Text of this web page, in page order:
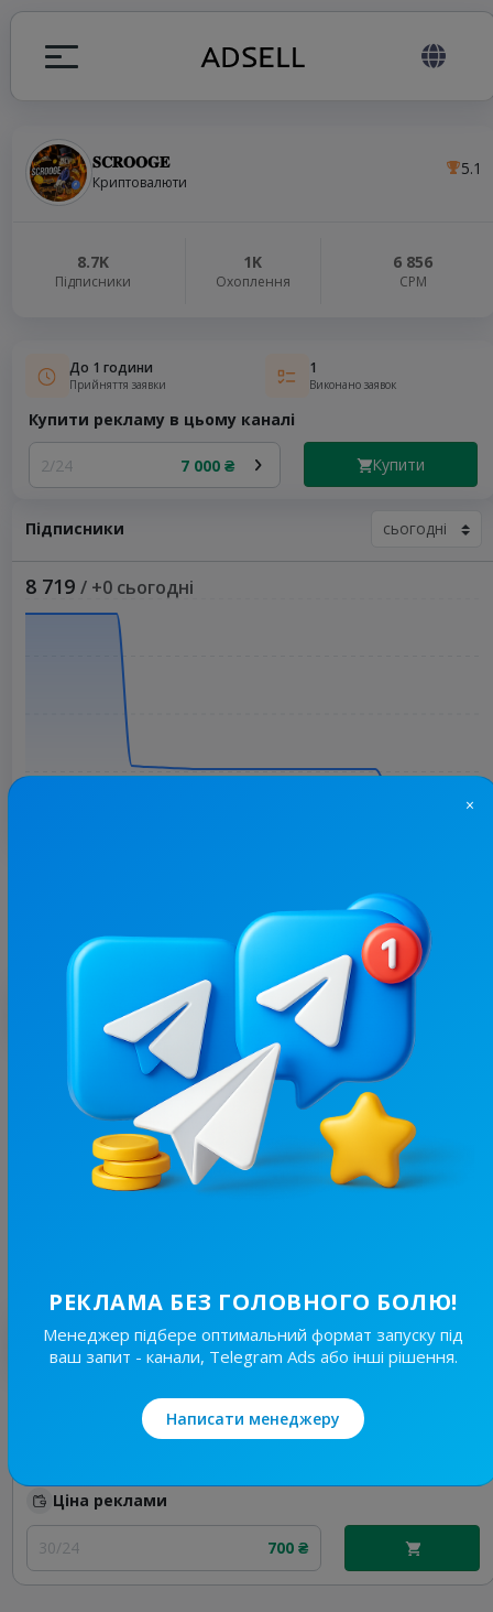
𝐒𝐂𝐑𝐎𝐎𝐆𝐄
Криптовалюти
5.1
8.7K
Підписники
1K
Охоплення
6 856
СРМ
До 1 години
Прийняття заявки
1
Виконано заявок
Купити рекламу в цьому каналі
2/24 7 000 ₴ Купити
Підписники
8 719 / +0 сьогодні
З цим каналом часто купують
/
1.4K
Crypto Skuf | Новини
Новини/ЗМІ, Криптовалюти
Ціна реклами
Найкращі за темою
/
99
HUMMER CRYPTO | NEWS
Ціна реклами
30/24 700 ₴
×
РЕКЛАМА БЕЗ ГОЛОВНОГО БОЛЮ!
Менеджер підбере оптимальний формат запуску під
ваш запит - канали, Telegram Ads або інші рішення.
Написати менеджеру